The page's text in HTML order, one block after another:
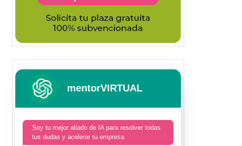
mentorVIRTUAL
Soy tu mejor aliado de IA para resolver todas
tus dudas y acelerar tu empresa